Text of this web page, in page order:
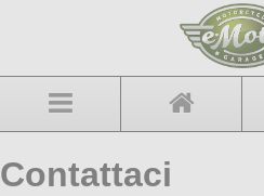
Contattaci